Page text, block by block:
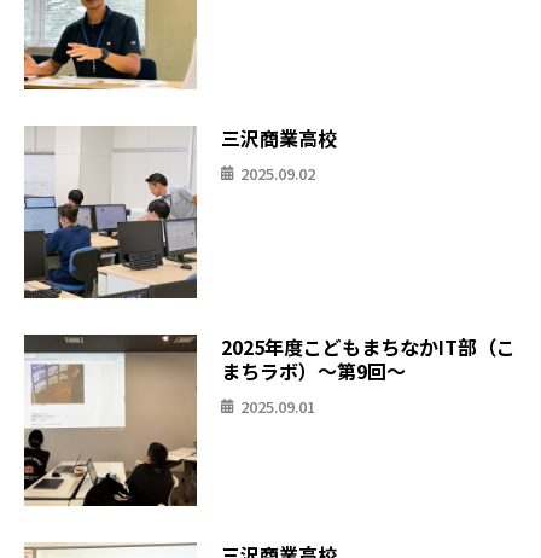
三沢商業高校
2025.09.02
2025年度こどもまちなかIT部（こ
まちラボ）〜第9回〜
2025.09.01